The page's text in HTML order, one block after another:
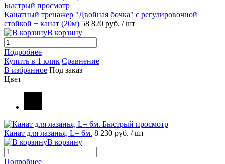
Быстрый просмотр
Канатный тренажер "Двойная бочка" с регулировочной
стойкой + канат (20м) 58 820 руб. / шт
В корзину
Подробнее
Купить в 1 клик Сравнение
В избранное Под заказ
Цвет
Быстрый просмотр
Канат для лазанья, L= 6м. 8 230 руб. / шт
В корзину
Подробнее